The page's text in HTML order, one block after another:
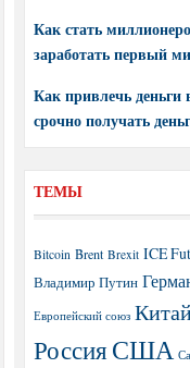
Как стать
заработать первый
Как привлечь
срочно получать
ТЕМЫ
Bitcoin Brent Brexit ICE
Владимир Путин
Европейский союз
РоссияСША